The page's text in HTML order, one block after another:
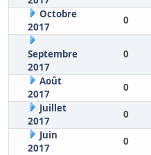
Octobre
2017
0
Septembre
2017
0
Août
2017
0
Juillet
2017
0
Juin
2017
0